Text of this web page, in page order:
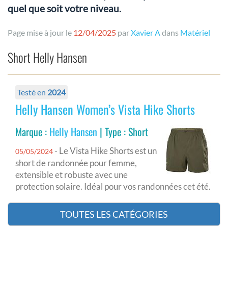
quel que soit votre niveau.
Page mise à jour le 12/04/2025 parXavier Adans Matériel
Short Helly Hansen
Testé en 2024
Helly Hansen Women’s Vista Hike Shorts
Marque : Helly Hansen | Type : Short
05/05/2024 - Le Vista Hike Shorts est un
short de randonnée pour femme,
extensible et robuste avec une
protection solaire. Idéal pour vos randonnées cet été.
TOUTES LES CATÉGORIES